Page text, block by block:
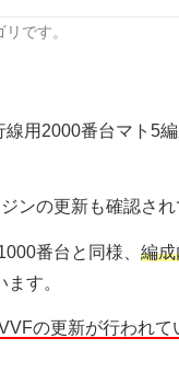
です。
用2000番台マト5
ンの更新も確認され
番台と同様、 編
す。
の更新が行われて